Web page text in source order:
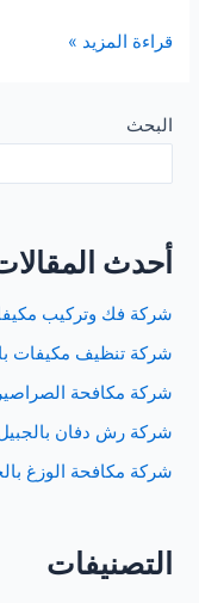
شركة
بالظهران
قراءة المزيد »
البحث
أحدث
شركة فك وتركيب
شركة تنظيف مكيفات
شركة مكافحة
شركة رش دفان
شركة مكافحة الوزغ
التصنيفات